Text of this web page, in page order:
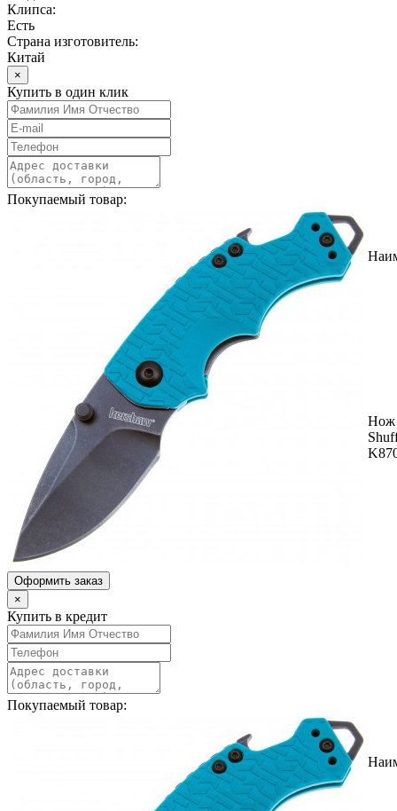
Клипса:
Есть
Страна изготовитель:
Китай
×
Купить в один клик
Покупаемый товар:
Нож
Оформить заказ
×
Купить в кредит
Покупаемый товар: